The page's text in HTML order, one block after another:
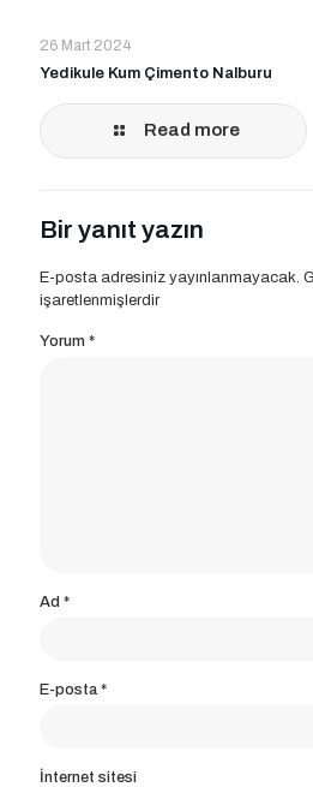
26 Mart 2024
Yedikule Kum Çimento Nalburu
Read more
Bir yanıt yazın
E-posta adresiniz yayınlanmayacak.
işaretlenmişlerdir
Yorum *
Ad *
E-posta *
İnternet sitesi